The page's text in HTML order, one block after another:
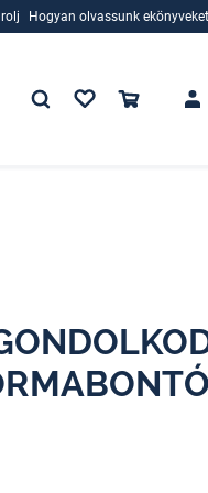
Hogyan olvassunk ekönyveket